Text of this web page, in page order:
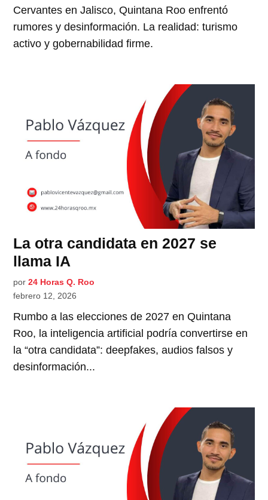
Cervantes en Jalisco, Quintana Roo enfrentó
rumores y desinformación. La realidad: turismo
activo y gobernabilidad firme.
La otra candidata en 2027 se
llama IA
por 24 Horas Q. Roo
febrero 12, 2026
Rumbo a las elecciones de 2027 en Quintana
Roo, la inteligencia artificial podría convertirse en
la “otra candidata”: deepfakes, audios falsos y
desinformación...